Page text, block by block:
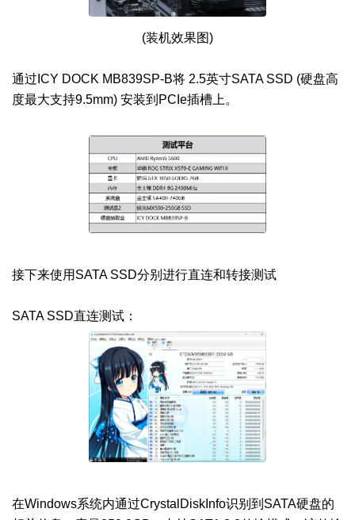
(装机效果图)
通过ICY DOCK MB839SP-B将 2.5英寸SATA SSD (硬盘高
度最大支持9.5mm) 安装到PCIe插槽上。
接下来使用SATA SSD分别进行直连和转接测试
SATA SSD直连测试：
在Windows系统内通过CrystalDiskInfo识别到SATA硬盘的